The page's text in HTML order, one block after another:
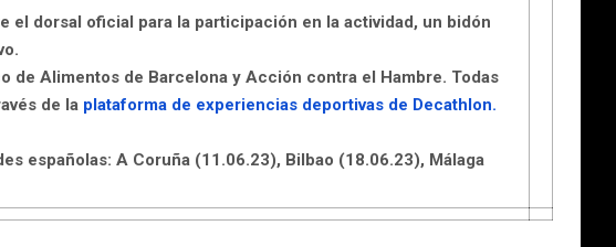
el dorsal oficial para la participación en la actividad, un bidón
de Alimentos de Barcelona y Acción contra el Hambre. Todas
de la plataforma de experiencias deportivas de Decathlon.
españolas: A Coruña (11.06.23), Bilbao (18.06.23), Málaga